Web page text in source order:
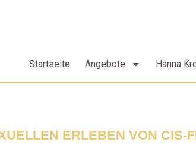
Startseite Angebote Hanna
ERLEBEN VON CIS-